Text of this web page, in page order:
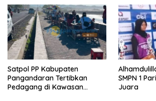
Satpol PP Kabupaten
Pangandaran Tertibkan
Pedagang di Kawasan
SMPN 1
Juara